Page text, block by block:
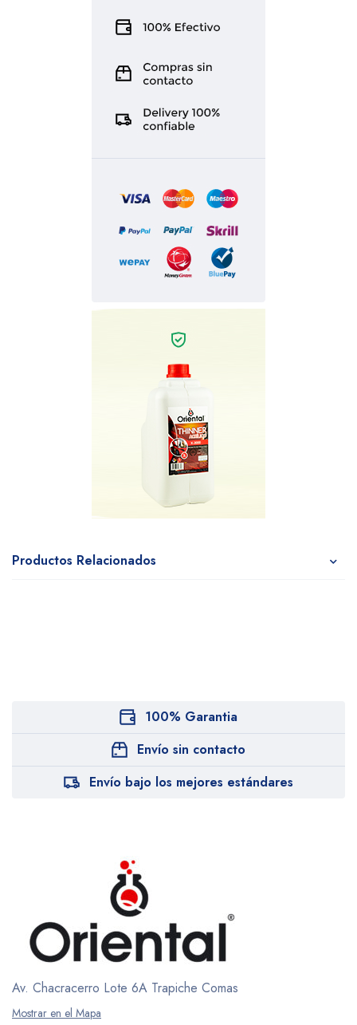
Productos Relacionados
100% Garantia
Envío sin contacto
Envío bajo los mejores estándares
Av. Chacracerro Lote 6A Trapiche Comas
Mostrar en el Mapa